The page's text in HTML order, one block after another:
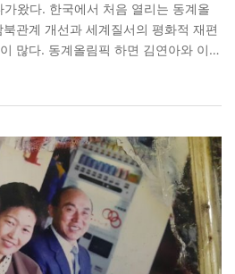
왔다. 한국에서 처음 열리는 동계올
관계 개선과 세계질서의 평화적 재편
많다. 동계올림픽 하면 김연아와 이상
들이다. 그런데 근 반세기 전에 이미 한
이트 선수가 있었다. 북한 출신의…